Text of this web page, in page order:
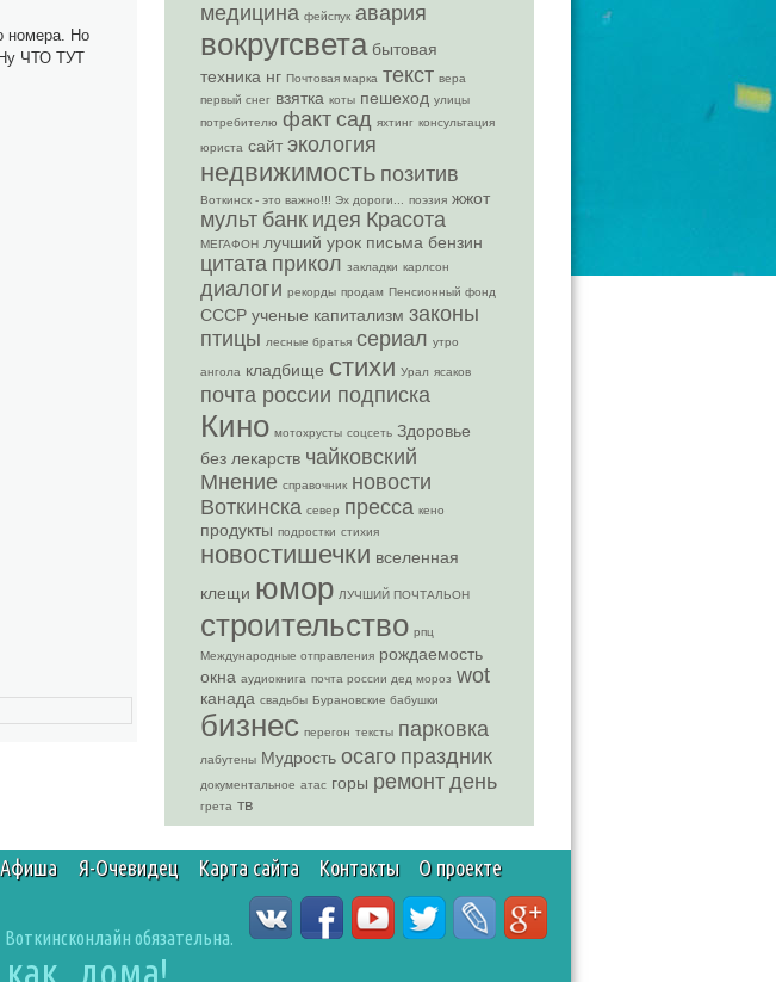
номера. Но
ЧТО ТУТ
медицина фейспук авария
вокругсвета бытовая
техника нг Почтовая марка текст вера
первый снег взятка коты пешеход улицы
потребителю факт сад яхтинг консультация
юриста сайт экология
недвижимость позитив
Воткинск - это важно!!! Эх дороги... поэзия жжот
мульт банк идея Красота
МЕГАФОН лучший урок письма бензин
цитата прикол закладки карлсон
диалоги рекорды продам Пенсионный фонд
СССР ученые капитализм законы
птицы лесные братья сериал утро
ангола кладбище стихи Урал ясаков
почта россии подписка
Кино мотохрусты соцсеть Здоровье
без лекарств чайковский
Мнение справочник новости
Воткинска север пресса кено
продукты подростки стихия
новостишечки вселенная
клещи юмор ЛУЧШИЙ ПОЧТАЛЬОН
строительство рпц
Международные отправления рождаемость
окна аудиокнига почта россии дед мороз wot
канада свадьбы Бурановские бабушки
бизнес перегон тексты парковка
лабутены Мудрость осаго праздник
документальное атас горы ремонт день
грета тв
Афиша Я-Очевидец Карта сайта Контакты О проекте
обязательна.
как дома!